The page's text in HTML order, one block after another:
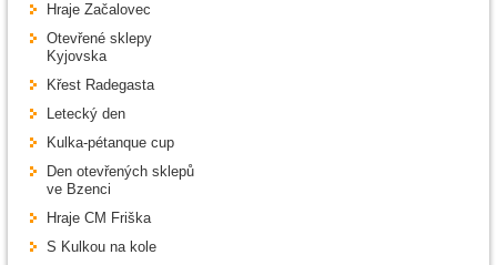
Hraje Začalovec
Otevřené sklepy
Kyjovska
Křest Radegasta
Letecký den
Kulka-pétanque cup
Den otevřených sklepů
ve Bzenci
Hraje CM Friška
S Kulkou na kole